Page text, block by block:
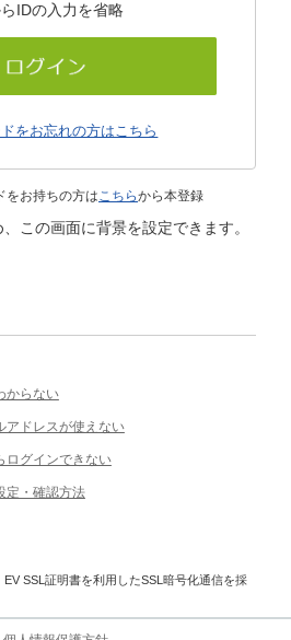
IDの入力を省略
をお忘れの方はこちら
をお持ちの方はこちらから本登録
この画面に背景を設定できます。
からない
アドレスが使えない
ログインできない
定・確認方法
SSL証明書を利用したSSL暗号化通信を採